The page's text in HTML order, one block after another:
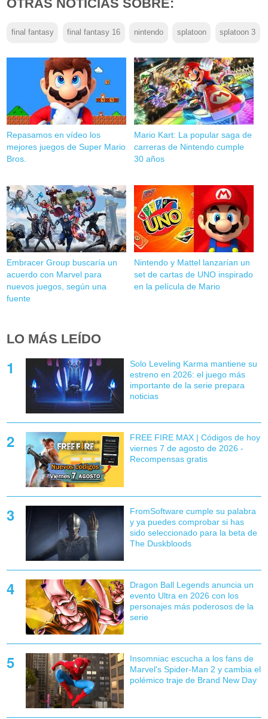
OTRAS NOTICIAS SOBRE:
final fantasy final fantasy 16 nintendo splatoon splatoon 3
Repasamos en vídeo los
mejores juegos de Super Mario
Bros.
Mario Kart: La popular saga de
carreras de Nintendo cumple
30 años
Embracer Group buscaría un
acuerdo con Marvel para
nuevos juegos, según una
fuente
Nintendo y Mattel lanzarían un
set de cartas de UNO inspirado
en la película de Mario
LO MÁS LEÍDO
Solo Leveling Karma mantiene su
estreno en 2026: el juego más
importante de la serie prepara
noticias
FREE FIRE MAX | Códigos de hoy
viernes 7 de agosto de 2026 -
Recompensas gratis
FromSoftware cumple su palabra
y ya puedes comprobar si has
sido seleccionado para la beta de
The Duskbloods
Dragon Ball Legends anuncia un
evento Ultra en 2026 con los
personajes más poderosos de la
serie
Insomniac escucha a los fans de
Marvel's Spider-Man 2 y cambia el
polémico traje de Brand New Day